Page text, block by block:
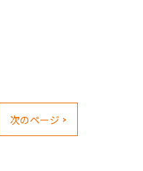
次のページ >